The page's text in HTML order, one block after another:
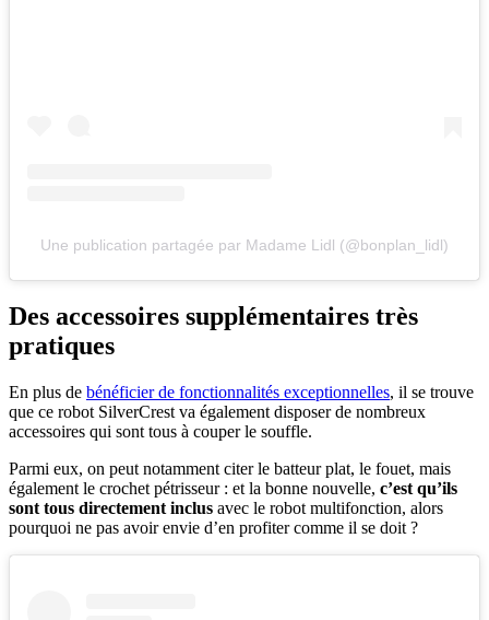
Une publication partagée par Madame Lidl (@bonplan_lidl)
Des accessoires supplémentaires très
pratiques
En plus de bénéficier de fonctionnalités exceptionnelles, il se trouve
que ce robot SilverCrest va également disposer de nombreux
accessoires qui sont tous à couper le souffle.
Parmi eux, on peut notamment citer le batteur plat, le fouet, mais
également le crochet pétrisseur : et la bonne nouvelle, c’est qu’ils
sont tous directement inclus avec le robot multifonction, alors
pourquoi ne pas avoir envie d’en profiter comme il se doit ?